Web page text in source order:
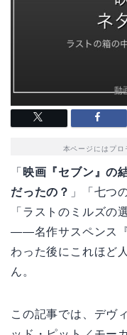
本ページにはプロ
「 映画『セブン』の
だったの？ 」「七つ
「ラストのミルズの
——名作サスペンス
わった後にこれほど
ん。
この記事では、デヴ